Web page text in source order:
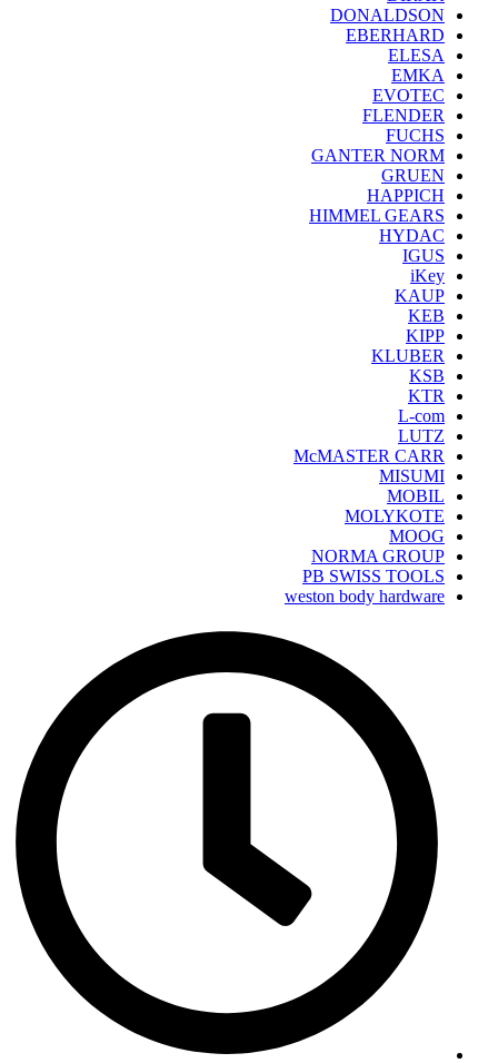
DONALDSON
EBERHARD
ELESA
EMKA
EVOTEC
FLENDER
FUCHS
GANTER NORM
GRUEN
HAPPICH
HIMMEL GEARS
HYDAC
IGUS
iKey
KAUP
KEB
KIPP
KLUBER
KSB
KTR
L-com
LUTZ
McMASTER CARR
MISUMI
MOBIL
MOLYKOTE
MOOG
NORMA GROUP
PB SWISS TOOLS
weston body hardware